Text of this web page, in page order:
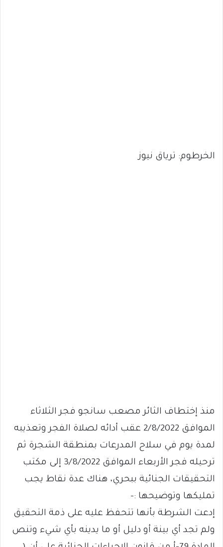
الخرطوم: ترياق نيوز
منذ إختطاف الثائر مصعب سانجو فجر الثلاثاء
الموافق 2/8/2022 عقب أدائه لصلاة الفجر وتعذيبه
لمدة يوم في سلاح المدرعات بمنطقة الشجرة ثم
ترحيله فجر الأربعاء الموافق 3/8/2022 إلى مكتب
التحقيقات الجنائية ببحري، هناك عدة نقاط يجب
تمليكها وتوضيحها :-
إدعت الشرطة بأنها تتحفظ عليه على ذمة التحقيق
ولم تجد أي بينة أو دليل أو ما يدينه بأي شيء وتنص